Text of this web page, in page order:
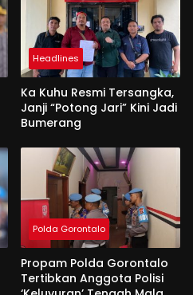
Headlines
Ka Kuhu Resmi Tersangka,
Janji “Potong Jari” Kini Jadi
Bumerang
Polda Gorontalo
Propam Polda Gorontalo
Tertibkan Anggota Polisi